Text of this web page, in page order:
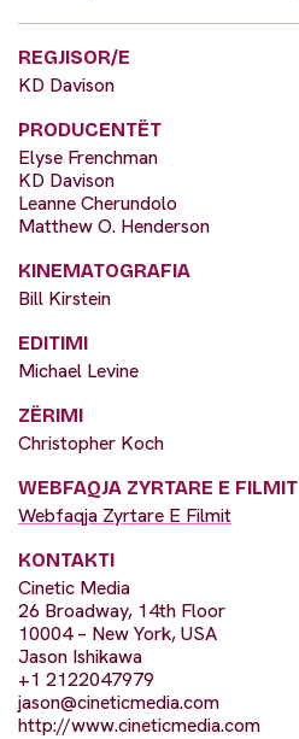
REGJISOR/E
KD Davison
PRODUCENTËT
Elyse Frenchman
KD Davison
Leanne Cherundolo
Matthew O. Henderson
KINEMATOGRAFIA
Bill Kirstein
EDITIMI
Michael Levine
ZËRIMI
Christopher Koch
WEBFAQJA ZYRTARE E FILMIT
Webfaqja Zyrtare E Filmit
KONTAKTI
Cinetic Media
26 Broadway, 14th Floor
10004 – New York, USA
Jason Ishikawa
+1 2122047979
jason@cineticmedia.com
http://www.cineticmedia.com